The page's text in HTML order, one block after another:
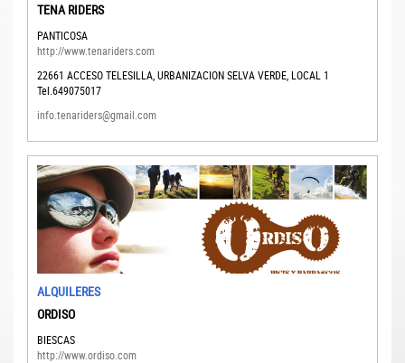
TENA RIDERS
PANTICOSA
http://www.tenariders.com
22661 ACCESO TELESILLA, URBANIZACION SELVA VERDE, LOCAL 1
Tel.649075017
info.tenariders@gmail.com
ALQUILERES
ORDISO
BIESCAS
http://www.ordiso.com